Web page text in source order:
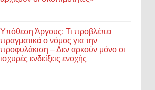
Υπόθεση Άργους: Τι προβλέπει
πραγματικά ο νόμος για την
προφυλάκιση – Δεν αρκούν μόνο οι
ισχυρές ενδείξεις ενοχής